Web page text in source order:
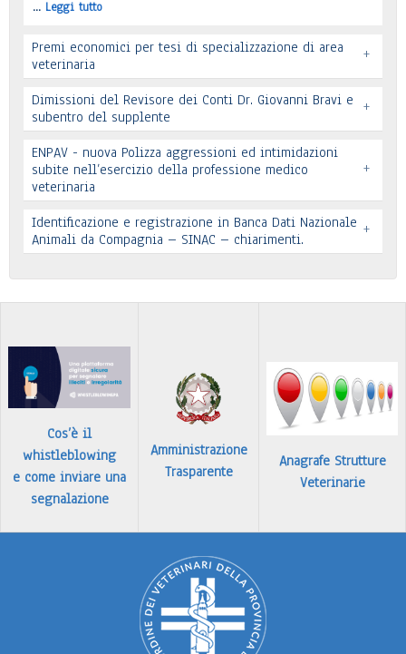
… Leggi tutto
Premi economici per tesi di specializzazione di area
veterinaria
+
Leggi tutto
Dimissioni del Revisore dei Conti Dr. Giovanni Bravi e
subentro del supplente
+
Leggi tutto
ENPAV - nuova Polizza aggressioni ed intimidazioni
subite nell’esercizio della professione medico
veterinaria
+
In allegato si pubblica lettera pervenuta
Identificazione e registrazione in Banca Dati Nazionale
Animali da Compagnia – SINAC – chiarimenti.
+
Cos’è il
whistleblowing
e come inviare una
segnalazione
Amministrazione
Trasparente
Anagrafe Strutture
Veterinarie